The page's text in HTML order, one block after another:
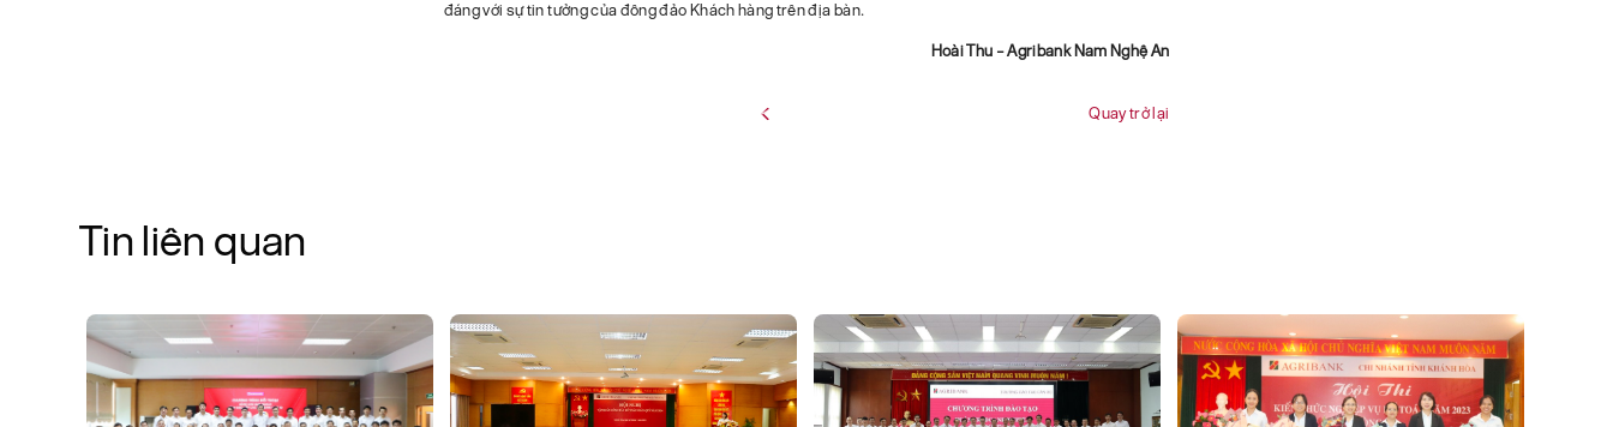
đáng với sự tin tưởng của đông đảo Khách hàng trên địa bàn.
Hoài Thu – Agribank Nam Nghệ An
Quay trở lại
Tin liên quan